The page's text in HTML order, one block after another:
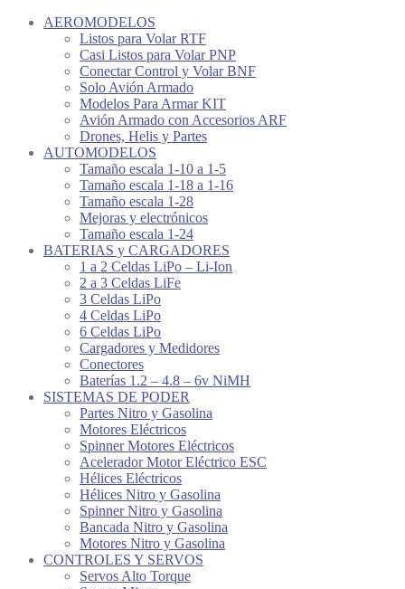
AEROMODELOS
Listos para Volar RTF
Casi Listos para Volar PNP
Conectar Control y Volar BNF
Solo Avión Armado
Modelos Para Armar KIT
Avión Armado con Accesorios ARF
Drones, Helis y Partes
AUTOMODELOS
Tamaño escala 1-10 a 1-5
Tamaño escala 1-18 a 1-16
Tamaño escala 1-28
Mejoras y electrónicos
Tamaño escala 1-24
BATERIAS y CARGADORES
1 a 2 Celdas LiPo – Li-Ion
2 a 3 Celdas LiFe
3 Celdas LiPo
4 Celdas LiPo
6 Celdas LiPo
Cargadores y Medidores
Conectores
Baterías 1.2 – 4.8 – 6v NiMH
SISTEMAS DE PODER
Partes Nitro y Gasolina
Motores Eléctricos
Spinner Motores Eléctricos
Acelerador Motor Eléctrico ESC
Hélices Eléctricos
Hélices Nitro y Gasolina
Spinner Nitro y Gasolina
Bancada Nitro y Gasolina
Motores Nitro y Gasolina
CONTROLES Y SERVOS
Servos Alto Torque